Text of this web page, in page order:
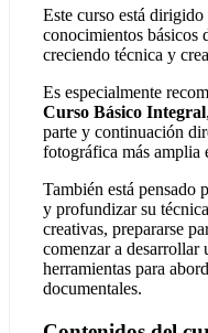
Este curso está dirigido
conocimientos básicos
creciendo técnica y
Es especialmente
Curso Básico Integral
parte y continuación
fotográfica más amplia
También está pensado
y profundizar su
creativas, prepararse
comenzar a desarrollar
herramientas para
documentales.